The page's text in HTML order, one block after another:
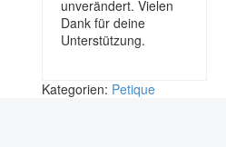
unverändert. Vielen
Dank für deine
Unterstützung.
Kategorien: Petique